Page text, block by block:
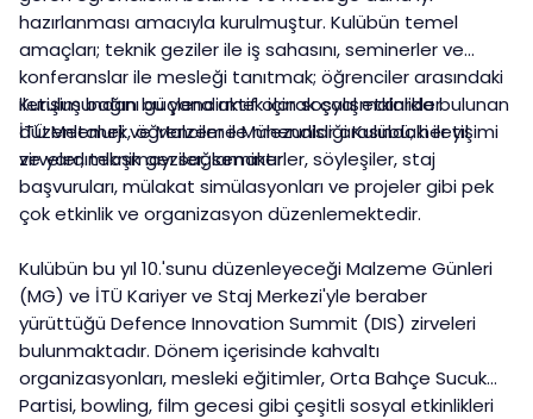
hazırlanması amacıyla kurulmuştur. Kulübün temel
amaçları; teknik geziler ile iş sahasını, seminerler ve
konferanslar ile mesleği tanıtmak; öğrenciler arasındaki
iletişim bağını güçlendirmek için sosyal etkinlikler
düzenlemek, öğrenciler ile mezunlar arasındaki iletişimi
ve yardımlaşmayı sağlamaktır.
Kuruluşundan bu yana aktif olarak çalışmalarda bulunan
İTÜ Metalurji ve Malzeme Mühendisliği Kulübü; her yıl
zirveler, teknik geziler, seminerler, söyleşiler, staj
başvuruları, mülakat simülasyonları ve projeler gibi pek
çok etkinlik ve organizasyon düzenlemektedir.
Kulübün bu yıl 10.'sunu düzenleyeceği Malzeme Günleri
(MG) ve İTÜ Kariyer ve Staj Merkezi'yle beraber
yürüttüğü Defence Innovation Summit (DIS) zirveleri
bulunmaktadır. Dönem içerisinde kahvaltı
organizasyonları, mesleki eğitimler, Orta Bahçe Sucuk
Partisi, bowling, film gecesi gibi çeşitli sosyal etkinlikleri